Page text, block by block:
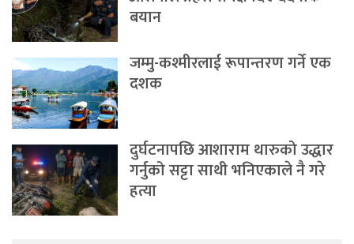
बयान
जम्मु-कश्मीरलाई रूपान्तरण गर्ने एक
दशक
दुर्घटनापछि आशाराम थारुको उद्धार
गर्नुको सट्टा साथी भनिएकाले नै गरे
हत्या